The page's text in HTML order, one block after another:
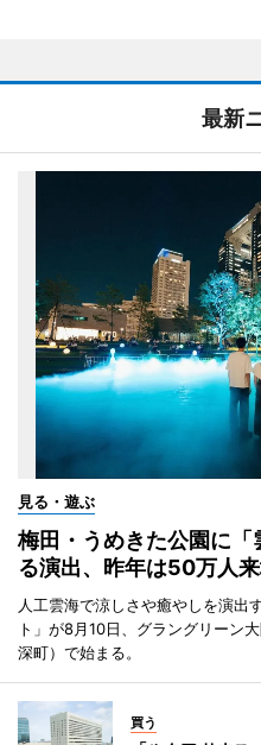
最新
見る・遊ぶ
梅田・うめきた公園に
る演出、昨年は50万人
人工雲海で涼しさや癒やしを演出
ト」が8月10日、グラングリーン
深町）で始まる。
買う